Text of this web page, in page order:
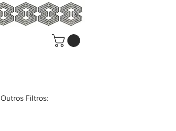
Outros Filtros: